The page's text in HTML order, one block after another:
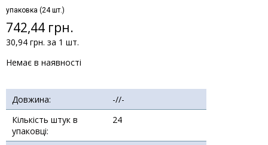
упаковка (24 шт.)
742,44 грн.
30,94 грн. за 1 шт.
Немає в наявності
Довжина:
-//-
Кількість штук в
упаковці:
24